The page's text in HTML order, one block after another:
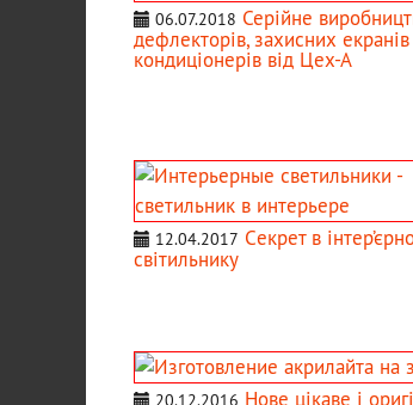
06.07.2018 Серійне
дефлекторів, захисних
кондиціонерів від Цех-А
12.04.2017 Cекрет в
світильнику
20.12.2016 Нове цікаве і